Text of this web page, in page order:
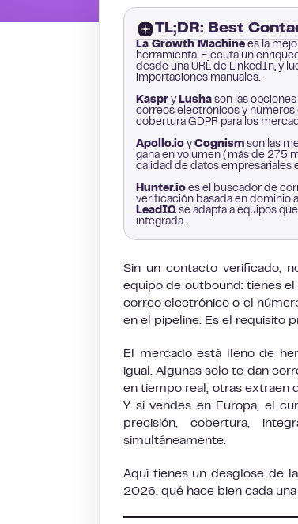
TL;DR: Best
La Growth Machine es la
herramienta. Ejecuta un
desde una URL de LinkedIn, y
importaciones manuales.
Kaspr y Lusha son las
correos electrónicos y
cobertura GDPR para los
Apollo.io y Cognism son las
gana en volumen (más de 275
calidad de datos empresariales
Hunter.io es el buscador de
verificación basada en dominio
LeadIQ se adapta a equipos
integrada.
Sin un contacto verificado,
equipo de outbound: tienes
correo electrónico o el
en el pipeline. Es el requisito
El mercado está lleno de
igual. Algunas solo te dan
en tiempo real, otras extraen
Y si vendes en Europa, el
precisión, cobertura,
simultáneamente.
Aquí tienes un desglose de
2026, qué hace bien cada